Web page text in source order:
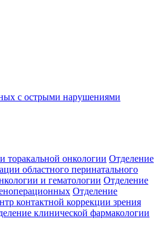
с острыми нарушениями
торакальной онкологии Отделение
областного перинатального
и гематологии Отделение
Отделение
контактной коррекции зрения
клинической фармакологии